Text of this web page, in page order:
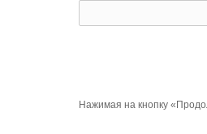
Нажимая на кнопку